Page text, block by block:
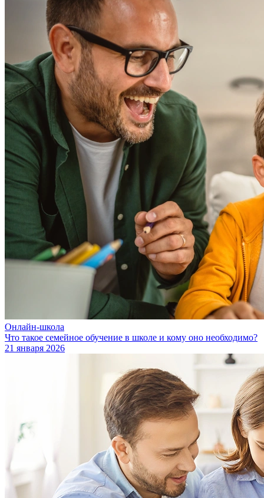
Онлайн-школа
Что такое семейное обучение в школе и кому оно необходимо?
21 января 2026